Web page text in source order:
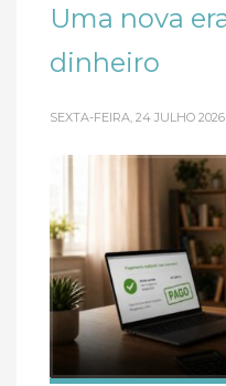
Uma nova
dinheiro
SEXTA-FEIRA, 24 JULHO 2026